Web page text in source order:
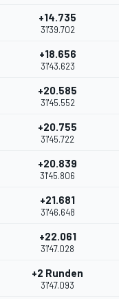
+14.735
31'39.702
+18.656
31'43.623
+20.585
31'45.552
+20.755
31'45.722
+20.839
31'45.806
+21.681
31'46.648
+22.061
31'47.028
+2 Runden
31'47.093